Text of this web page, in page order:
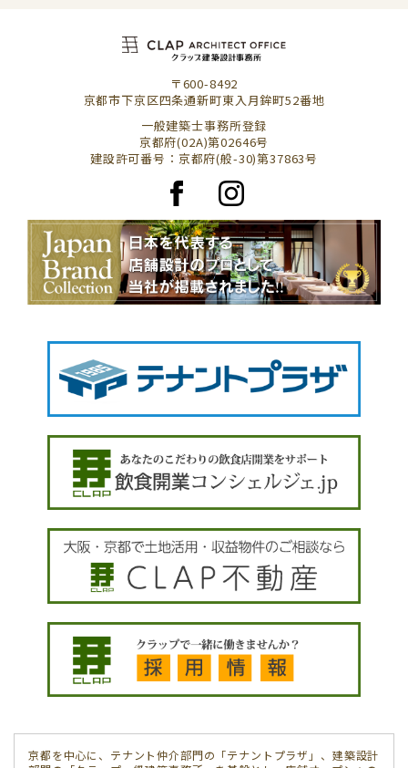
〒600-8492
京都市下京区四条通新町東入月鉾町52番地
一般建築士事務所登録
京都府(02A)第02646号
建設許可番号：京都府(般-30)第37863号
京都を中心に、テナント仲介部門の「テナントプラザ」、建築設計